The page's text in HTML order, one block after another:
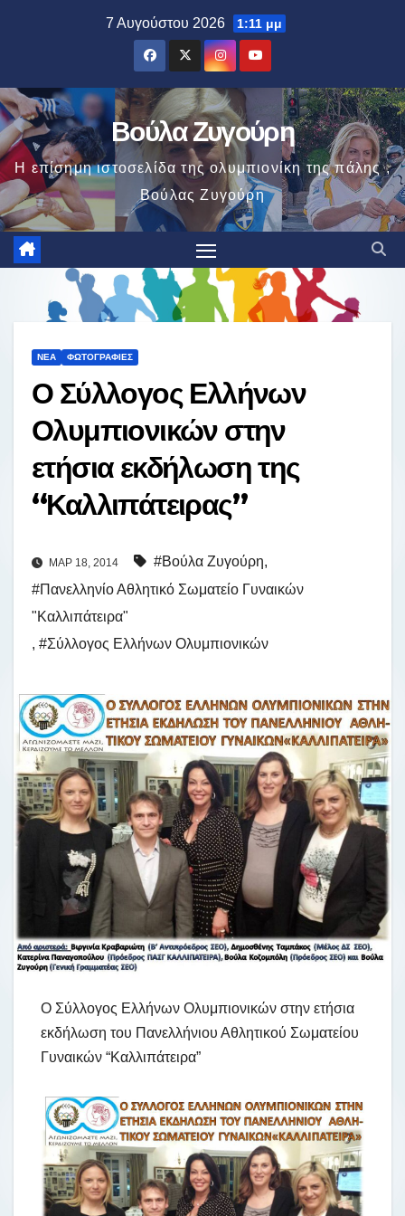
7 Αυγούστου 2026 1:11 μμ
Βούλα Ζυγούρη
Η επίσημη ιστοσελίδα της ολυμπιονίκη της πάλης ,
Βούλας Ζυγούρη
ΝΈΑ ΦΩΤΟΓΡΑΦΊΕΣ
Ο Σύλλογος Ελλήνων
Ολυμπιονικών στην
ετήσια εκδήλωση της
“Καλλιπάτειρας”
ΜΑΡ 18, 2014 #Βούλα Ζυγούρη,
#Πανελληνίο Αθλητικό Σωματείο Γυναικών
"Καλλιπάτειρα"
, #Σύλλογος Ελλήνων Ολυμπιονικών
Ο Σύλλογος Ελλήνων Ολυμπιονικών στην ετήσια
εκδήλωση του Πανελλήνιου Αθλητικού Σωματείου
Γυναικών “Καλλιπάτειρα”